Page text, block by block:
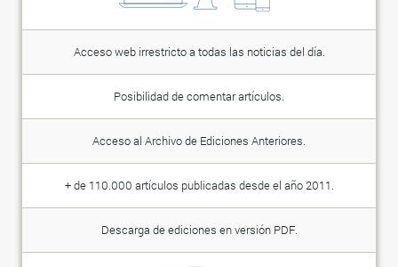
Acceso web irrestricto a todas las noticias del día.
Posibilidad de comentar artículos.
Acceso al Archivo de Ediciones Anteriores.
+ de 110.000 artículos publicadas desde el año 2011.
Descarga de ediciones en versión PDF.